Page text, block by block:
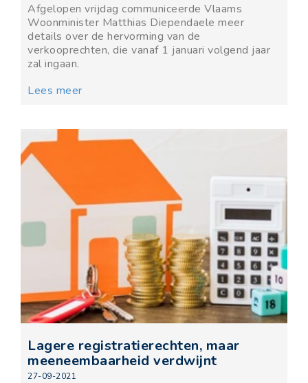
Afgelopen vrijdag communiceerde Vlaams
Woonminister Matthias Diependaele meer
details over de hervorming van de
verkooprechten, die vanaf 1 januari volgend jaar
zal ingaan.
Lees meer
Lagere registratierechten, maar
meeneembaarheid verdwijnt
27-09-2021